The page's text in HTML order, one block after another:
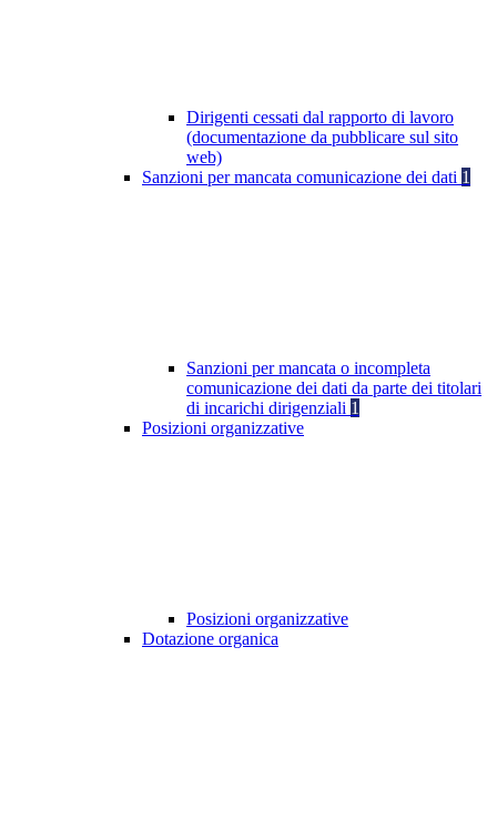
Dirigenti cessati dal rapporto di lavoro
(documentazione da pubblicare sul sito
web)
Sanzioni per mancata comunicazione dei dati 1
Sanzioni per mancata o incompleta
comunicazione dei dati da parte dei titolari
di incarichi dirigenziali 1
Posizioni organizzative
Posizioni organizzative
Dotazione organica